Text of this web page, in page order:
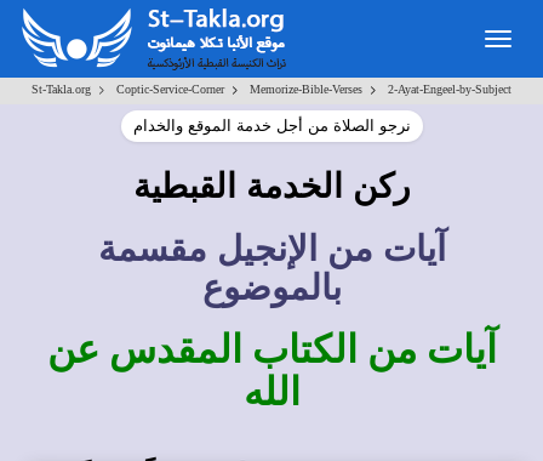
St-Takla.org > Coptic-Service-Corner> Memorize-Bible-Verses > 2-Ayat-Engeel-by-Subject
نرجو الصلاة من أجل خدمة الموقع والخدام
ركن الخدمة القبطية
آيات من الإنجيل مقسمة
بالموضوع
آيات من الكتاب المقدس عن
الله